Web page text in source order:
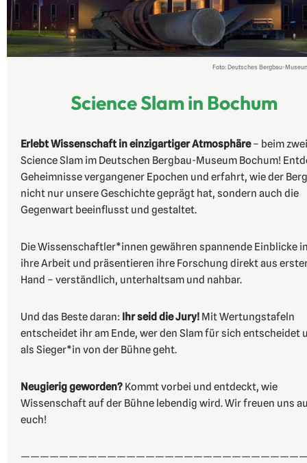
Foto: Deutsches Bergbau-
Science Slam in Bochum
Erlebt Wissenschaft in einzigartiger Atmosphäre– beim
Science Slam im Deutschen Bergbau-Museum Bochum!
Geheimnisse vergangener Epochen und erfahrt, wie der
nicht nur unsere Geschichte geprägt hat, sondern auch die
Gegenwart beeinflusst und gestaltet.
Die Wissenschaftler*innen gewähren spannende Einblicke
ihre Arbeit und präsentieren ihre Forschung direkt aus
Hand – verständlich, unterhaltsam und nahbar.
Und das Beste daran: Ihr seid die Jury! Mit Wertungstafeln
entscheidet ihr am Ende, wer den Slam für sich entscheidet
als Sieger*in von der Bühne geht.
Neugierig geworden? Kommt vorbei und entdeckt, wie
Wissenschaft auf der Bühne lebendig wird. Wir freuen uns
euch!